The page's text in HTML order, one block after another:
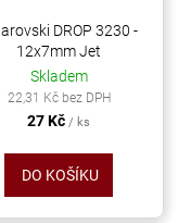
DROP 3230 -
12x7mm Jet
Skladem
22,31 Kč bez DPH
27 Kč / ks
DO KOŠÍKU